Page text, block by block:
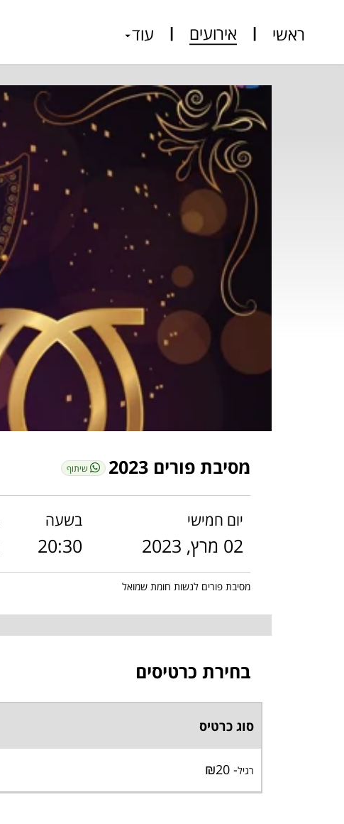
ראשי אירועים עוד
מסיבת פורים 2023 שיתוף
יום חמישי
02 מרץ, 2023
בשעה
20:30
מסיבת פורים לנשות חומת שמואל
בחירת כרטיסים
סוג כרטיס
רגיל- ₪20